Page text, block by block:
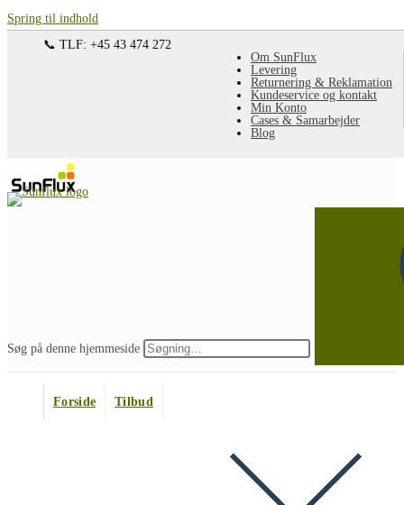
Spring til indhold
Om SunFlux
Levering
Returnering & Reklamation
Kundeservice og kontakt
Min Konto
Cases & Samarbejder
Blog
📞 TLF: +45 43 474 272
Søg på denne hjemmeside
Forside Tilbud